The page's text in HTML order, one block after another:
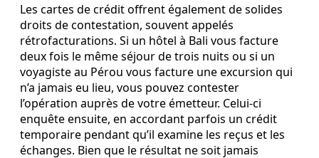
Les cartes de crédit offrent également de solides
droits de contestation, souvent appelés
rétrofacturations. Si un hôtel à Bali vous facture
deux fois le même séjour de trois nuits ou si un
voyagiste au Pérou vous facture une excursion qui
n’a jamais eu lieu, vous pouvez contester
l’opération auprès de votre émetteur. Celui‑ci
enquête ensuite, en accordant parfois un crédit
temporaire pendant qu’il examine les reçus et les
échanges. Bien que le résultat ne soit jamais